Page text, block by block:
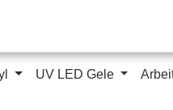
UV LED Gele